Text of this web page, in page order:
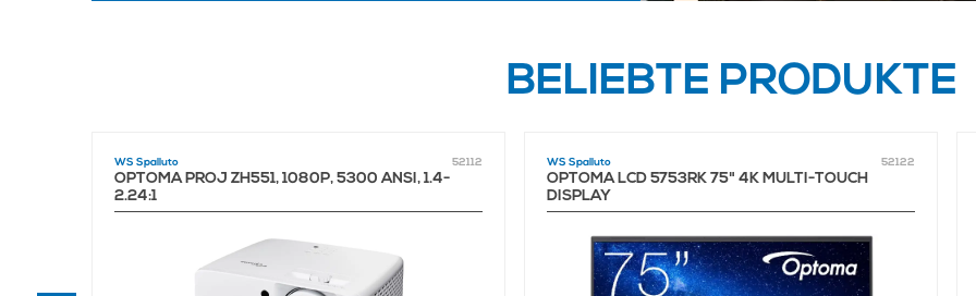
BELIEBTE PRODUKTE
WS Spalluto 52112
OPTOMA PROJ ZH551, 1080P, 5300 ANSI, 1.4-
2.24:1
WS Spalluto 52122
OPTOMA LCD 5753RK 75" 4K MULTI-TOUCH
DISPLAY